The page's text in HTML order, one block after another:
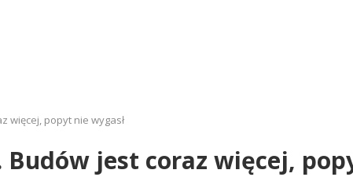
więcej, popyt nie wygasł
jest coraz więcej,